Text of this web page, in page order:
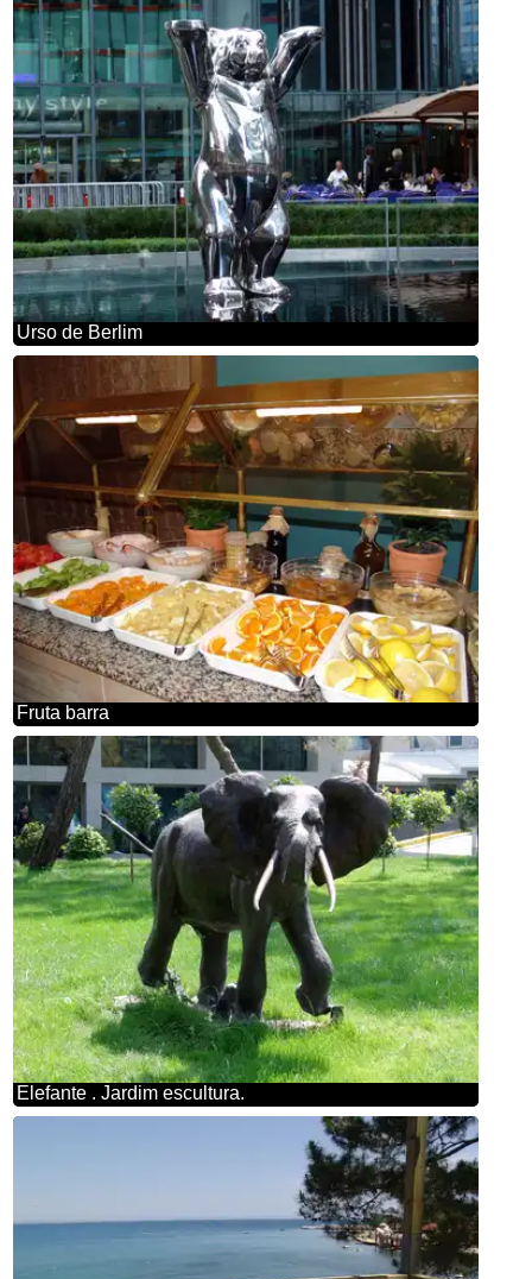
Urso de Berlim
Fruta barra
Elefante . Jardim escultura.